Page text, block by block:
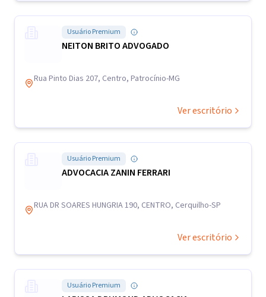
Usuário Premium
NEITON BRITO ADVOGADO
Rua Pinto Dias 207, Centro, Patrocínio-MG
Ver escritório
Usuário Premium
ADVOCACIA ZANIN FERRARI
RUA DR SOARES HUNGRIA 190, CENTRO, Cerquilho-SP
Ver escritório
Usuário Premium